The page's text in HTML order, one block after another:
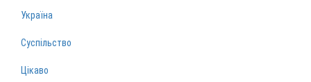
Україна
Суспільство
Цікаво